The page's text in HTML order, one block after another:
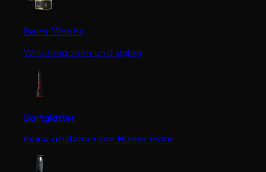
Balm-Wachs
Weichmachen und stylen
Bartglätter
Keine abstehenden Haare mehr.